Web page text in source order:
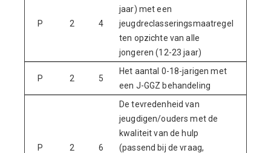
P 2 4
jaar) met een
jeugdreclasseringsmaatregel
ten opzichte van alle
jongeren (12-23 jaar)
P 2 5
Het aantal 0-18-jarigen met
een J-GGZ behandeling
P 2 6
De tevredenheid van
jeugdigen/ouders met de
kwaliteit van de hulp
(passend bij de vraag,